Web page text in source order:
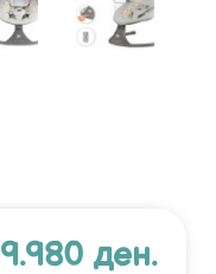
9.980 ден.